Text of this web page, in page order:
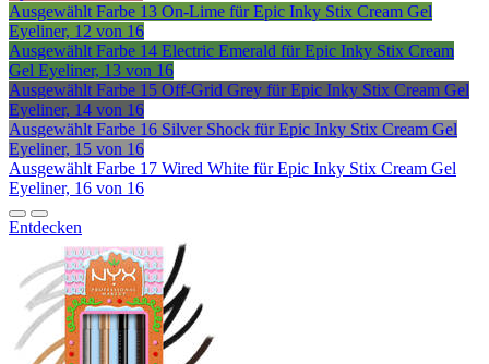
Ausgewählt Farbe 13 On-Lime für Epic Inky Stix Cream Gel
Eyeliner, 12 von 16
Ausgewählt Farbe 14 Electric Emerald für Epic Inky Stix Cream
Gel Eyeliner, 13 von 16
Ausgewählt Farbe 15 Off-Grid Grey für Epic Inky Stix Cream Gel
Eyeliner, 14 von 16
Ausgewählt Farbe 16 Silver Shock für Epic Inky Stix Cream Gel
Eyeliner, 15 von 16
Ausgewählt Farbe 17 Wired White für Epic Inky Stix Cream Gel
Eyeliner, 16 von 16
Entdecken